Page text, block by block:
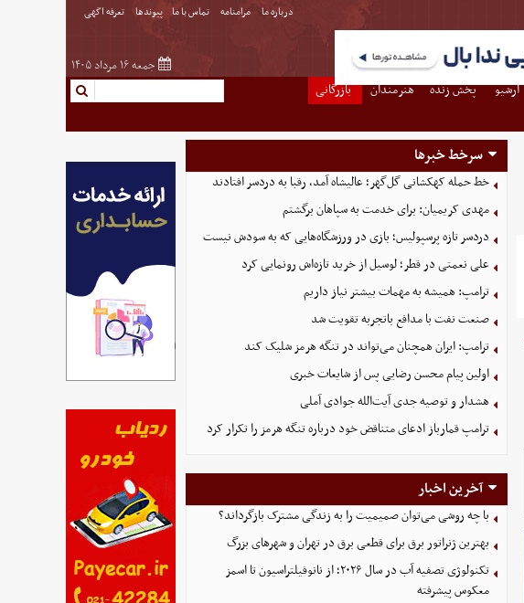
درباره ما مرامنامه تماس با ما پیوندها تعرفه اگهی
جمعه ۱۶ مرداد ۱۴۰۵
آرشیو پخش زنده هنرمندان
بازرگانی
سرخط خبرها
خط حمله کهکشانی گل‌گهر؛ عالیشاه آمد، رقبا به دردسر افتادند
مهدی کریمیان: برای خدمت به سپاهان برگشتم
دردسر تازه پرسپولیس؛ بازی در ورزشگاه‌هایی که به سودش نیست
علی نعمتی در قطر؛ لوسیل از خرید تازه‌اش رونمایی کرد
ترامپ: همیشه به مهمات بیشتر نیاز داریم
صنعت نفت با مدافع باتجربه تقویت شد
ترامپ: ایران همچنان می‌تواند در تنگه هرمز شلیک کند
اولین پیام محسن رضایی پس از شایعات خبری
هشدار و توصیه جدی آیت‌الله جوادی آملی
ترامپ قمارباز ادعای متناقض خود درباره تنگه هرمز را تکرار کرد
آخرین اخبار
با چه روشی می‌توان صمیمیت را به زندگی مشترک بازگرداند؟
بهترین ژنراتور برق برای قطعی برق در تهران و شهرهای بزرگ
تکنولوژی تصفیه آب در سال ۲۰۲۶؛ از نانوفیلتراسیون تا اسمز
معکوس پیشرفته